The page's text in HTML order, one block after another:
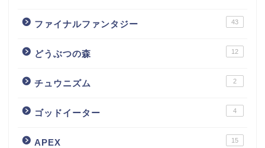
ファイナルファンタジー 43
どうぶつの森 12
チュウニズム 2
ゴッドイーター 4
APEX 15